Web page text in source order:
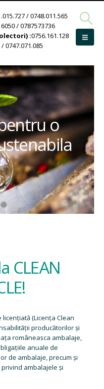
/ 0748.011.565
/ 0787573736
:0756.161.128
0747.071.085
o
CLEAN
licențiată (Licența Clean
producătorilor și
româneasca ambalaje,
anuale de
de ambalaje, precum și
ambalajele și